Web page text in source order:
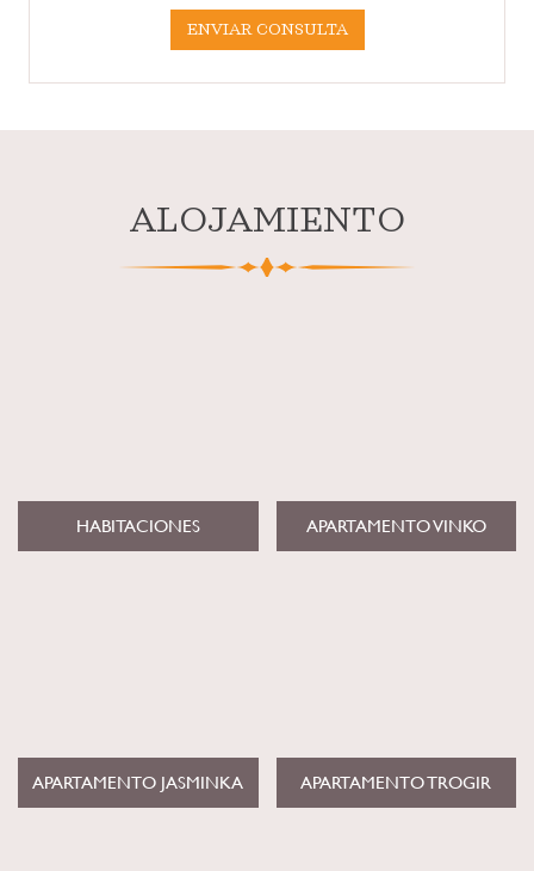
ENVIAR CONSULTA
ALOJAMIENTO
HABITACIONES APARTAMENTO VINKO
APARTAMENTO JASMINKA APARTAMENTO TROGIR